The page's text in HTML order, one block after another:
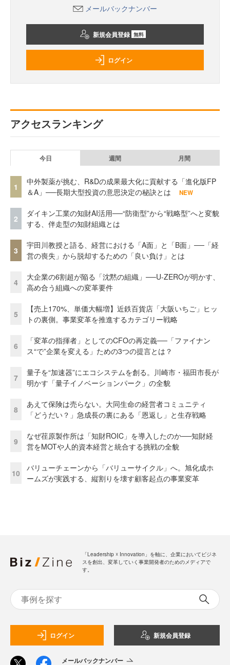
メールバックナンバー
新規会員登録 無料
ログイン
アクセスランキング
今日 週間 月間
1
中外製薬が挑む、R&Dの成果最大化に貢献する「進化版FP
＆A」──長期大型投資の意思決定の秘訣とは
NEW
2
ダイキン工業の知財AI活用──“防衛型”から“戦略型”へと変貌
する、伴走型の知財組織とは
3
宇田川教授と語る、経営における「A面」と「B面」──「経
営の喪失」から脱却するための「良い負け」とは
4
大企業の6割超が陥る「沈黙の組織」──U-ZEROが明かす、
高め合う組織への変革要件
5
【売上170%、単価大幅増】近鉄百貨店「大阪いちご」ヒッ
トの裏側。事業変革を推進するカテゴリー戦略
6
「変革の指揮者」としてのCFOの再定義──「ファイナン
ス“で”企業を変える」ための3つの提言とは？
7
量子を“加速器”にエコシステムを創る。川崎市・福田市長が
明かす「量子イノベーションパーク」の全貌
8
あえて保険は売らない。大同生命の経営者コミュニティ
「どうだい？」急成長の裏にある「恩返し」と生存戦略
9
なぜ荏原製作所は「知財ROIC」を導入したのか──知財経
営をMOTや人的資本経営と統合する挑戦の全貌
10
バリューチェーンから「バリューサイクル」へ。旭化成ホ
ームズが実践する、縦割りを壊す顧客起点の事業変革
「Leadership ☓ Innovation」を軸に、企業においてビジネ
スを創出、変革していく事業開発者のためのメディアで
す。
ログイン 新規会員登録
メールバックナンバー